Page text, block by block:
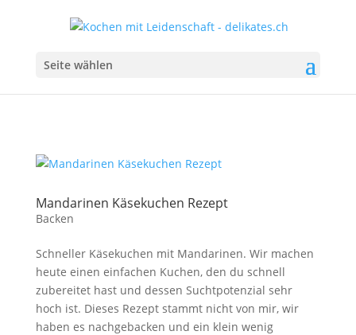
Seite wählen
Mandarinen Käsekuchen Rezept
Backen
Schneller Käsekuchen mit Mandarinen. Wir machen
heute einen einfachen Kuchen, den du schnell
zubereitet hast und dessen Suchtpotenzial sehr
hoch ist. Dieses Rezept stammt nicht von mir, wir
haben es nachgebacken und ein klein wenig